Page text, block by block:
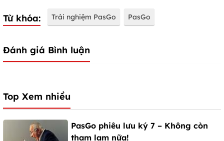
Từ khóa: Trải nghiệm PasGo PasGo
Đánh giá Bình luận
Top Xem nhiều
PasGo phiêu lưu ký 7 – Không còn
tham lam nữa!